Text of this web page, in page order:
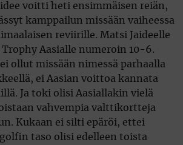
voitti heti ensimmäisen reiän,
kamppailun missään vaiheessa
reviirille. Matsi Jaideelle
Aasialle numeroin 10-6.
ollut missään nimessä parhaalla
ei Aasian voittoa kannata
Ja toki olisi Aasiallakin vielä
vahvempia valttikortteja
Kukaan ei silti epäröi, ettei
taso olisi edelleen toista